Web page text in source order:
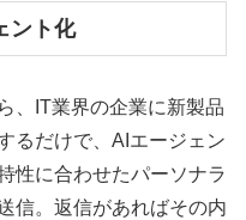
ント化
、IT業界の企業に新製品
るだけで、AIエージェン
性に合わせたパーソナラ
信。返信があればその内